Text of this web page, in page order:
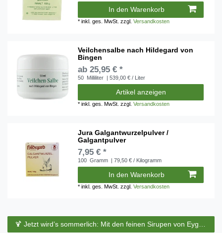
In den Warenkorb
*inkl. ges. MwSt. zzgl.Versandkosten
Veilchensalbe nach Hildegard von
Bingen
ab 25,95 € *
50 Milliliter | 539,00 € / Liter
Artikel anzeigen
*inkl. ges. MwSt. zzgl.Versandkosten
Jura Galgantwurzelpulver /
Galgantpulver
7,95 € *
100 Gramm | 79,50 € / Kilogramm
In den Warenkorb
*inkl. ges. MwSt. zzgl.Versandkosten
🍹 Jetzt wird’s sommerlich: Mit den feinen Sirupen von Eyguebelle entstehen erfrischende Cocktails und köstliche Sommerdrinks.